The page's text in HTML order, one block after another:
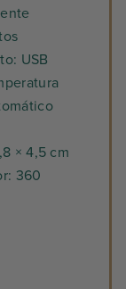
USB
× 4,5 cm
360